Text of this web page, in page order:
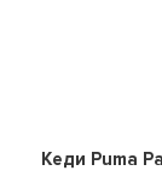
Кеди Puma